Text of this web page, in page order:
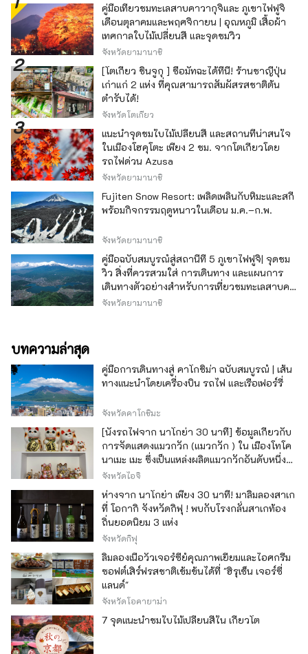
คู่มือเที่ยวชมทะเลสาบคาวากุจิและ ภูเขาไฟฟูจิ
เดือนตุลาคมและพฤศจิกายน | อุณหภูมิ เสื้อผ้า
เทศกาลใบไม้เปลี่ยนสี และจุดชมวิว
จังหวัดยามานาชิ
[โตเกียว ชินจูกุ ] ซื้อมัทฉะได้ที่นี่! ร้านชาญี่ปุ่น
เก่าแก่ 2 แห่ง ที่คุณสามารถสัมผัสรสชาติต้น
ตำรับได้!
จังหวัดโตเกียว
แนะนำจุดชมใบไม้เปลี่ยนสี และสถานที่น่าสนใจ
ในเมืองโฮคุโตะ เพียง 2 ชม. จากโตเกียวโดย
รถไฟด่วน Azusa
จังหวัดยามานาชิ
Fujiten Snow Resort: เพลิดเพลินกับหิมะและสกี
พร้อมกิจกรรมฤดูหนาวในเดือน ม.ค.–ก.พ.
จังหวัดยามานาชิ
คู่มือฉบับสมบูรณ์สู่สถานีที่ 5 ภูเขาไฟฟูจิ| จุดชม
วิว สิ่งที่ควรสวมใส่ การเดินทาง และแผนการ
เดินทางตัวอย่างสำหรับการเที่ยวชมทะเลสาบคา
วากุจิ
จังหวัดยามานาชิ
บทความล่าสุด
คู่มือการเดินทางสู่ คาโกชิม่า ฉบับสมบูรณ์ | เส้น
ทางแนะนำโดยเครื่องบิน รถไฟ และเรือเฟอร์รี่
จังหวัดคาโกชิมะ
[นั่งรถไฟจาก นาโกย่า 30 นาที] ข้อมูลเกี่ยวกับ
การจัดแสดงแมวกวัก (แมวกวัก ) ใน เมืองโทโค
นาเมะ เมะ ซึ่งเป็นแหล่งผลิตแมวกวักอันดับหนึ่ง
ของญี่ปุ่น
จังหวัดไอจิ
ห่างจาก นาโกย่า เพียง 30 นาที! มาลิ้มลองสาเก
ที่ โอกากิ จังหวัดกิฟุ ! พบกับโรงกลั่นสาเกท้อง
ถิ่นยอดนิยม 3 แห่ง
จังหวัดกิฟุ
ลิ้มลองเนื้อวัวเจอร์ซีย์คุณภาพเยี่ยมและไอศกรีม
ซอฟต์เสิร์ฟรสชาติเข้มข้นได้ที่ "ฮิรุเซ็น เจอร์ซี่
แลนด์"
จังหวัดโอคายาม่า
7 จุดแนะนำชมใบไม้เปลี่ยนสีใน เกียวโต